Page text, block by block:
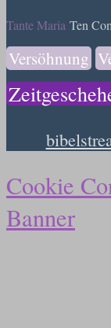
Tante Maria Ten
Versöhnung
Cookie
Banner